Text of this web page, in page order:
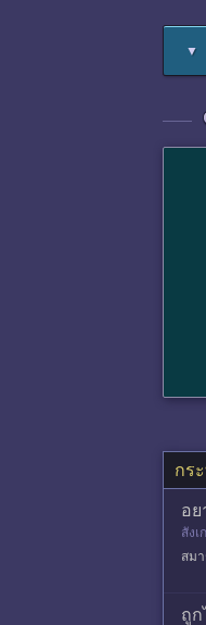
▼
กร
อ
สัง
ดม
สม
ถูก​